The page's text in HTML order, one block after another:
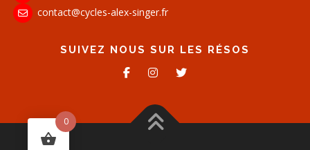
contact@cycles-alex-singer.fr
SUIVEZ NOUS SUR LES RÉSOS
0